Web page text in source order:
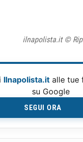
ilnapolista.it ©
Ilnapolista.it alle tue
su Google
SEGUI ORA